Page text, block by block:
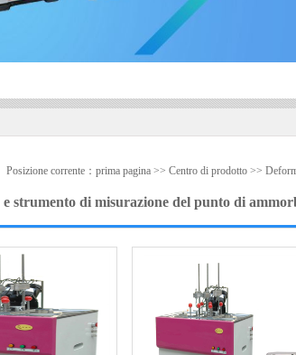
Posizione corrente： prima pagina >> Centro di prodotto >>
strumento di misurazione del punto di